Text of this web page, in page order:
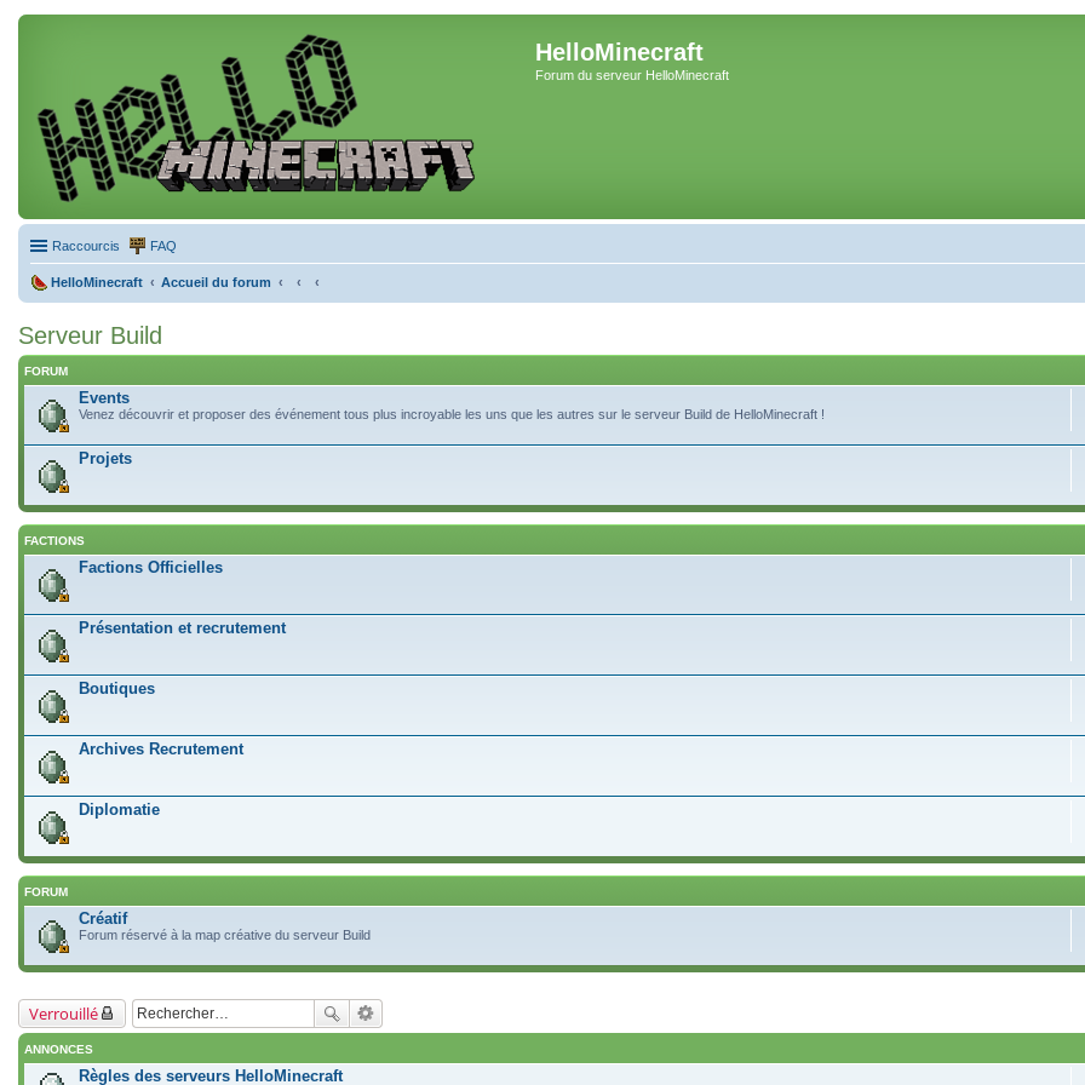
HelloMinecraft
Forum du serveur HelloMinecraft
Raccourcis FAQ
HelloMinecraft Accueil du forum
Serveur Build
FORUM
Events
Venez découvrir et proposer des événement tous plus incroyable les uns que les autres sur le serveur Build de HelloMinecraft !
Projets
FACTIONS
Factions Officielles
Présentation et recrutement
Boutiques
Archives Recrutement
Diplomatie
FORUM
Créatif
Forum réservé à la map créative du serveur Build
Verrouillé
ANNONCES
Règles des serveurs HelloMinecraft